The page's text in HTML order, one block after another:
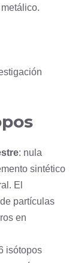
: nula
sintético
El
partículas
en
isótopos